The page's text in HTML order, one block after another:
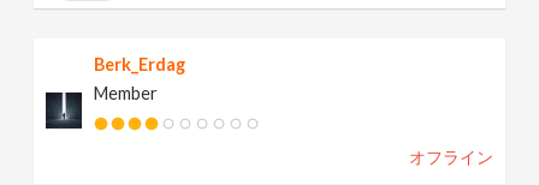
Berk_Erdag
Member
オフライン